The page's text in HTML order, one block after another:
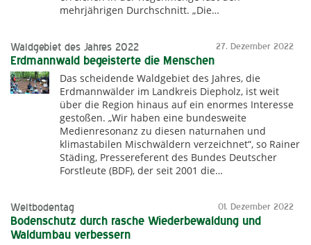
mehrjährigen Durchschnitt. „Die…
27. Dezember 2022
Waldgebiet des Jahres 2022
Erdmannwald begeisterte die Menschen
Das scheidende Waldgebiet des Jahres, die
Erdmannwälder im Landkreis Diepholz, ist weit
über die Region hinaus auf ein enormes Interesse
gestoßen. „Wir haben eine bundesweite
Medienresonanz zu diesen naturnahen und
klimastabilen Mischwäldern verzeichnet“, so Rainer
Städing, Pressereferent des Bundes Deutscher
Forstleute (BDF), der seit 2001 die…
01. Dezember 2022
Weltbodentag
Bodenschutz durch rasche Wiederbewaldung und
Waldumbau verbessern